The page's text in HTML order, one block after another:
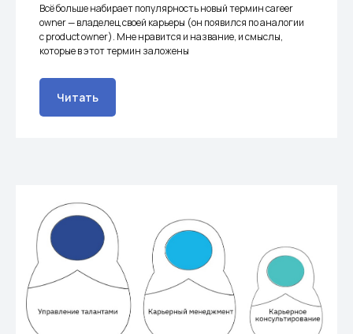
Всё больше набирает популярность новый термин career
owner — владелец своей карьеры (он появился по аналогии
с product owner). Мне нравится и название, и смыслы,
которые в этот термин заложены
Читать